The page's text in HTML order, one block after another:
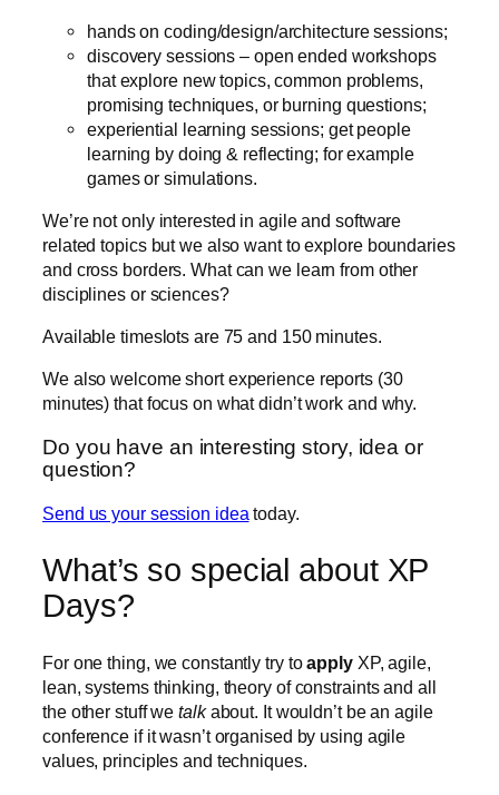
hands on coding/design/architecture sessions;
discovery sessions – open ended workshops
that explore new topics, common problems,
promising techniques, or burning questions;
experiential learning sessions; get people
learning by doing & reflecting; for example
games or simulations.
We’re not only interested in agile and software
related topics but we also want to explore boundaries
and cross borders. What can we learn from other
disciplines or sciences?
Available timeslots are 75 and 150 minutes.
We also welcome short experience reports (30
minutes) that focus on what didn’t work and why.
Do you have an interesting story, idea or
question?
Send us your session idea today.
What’s so special about XP
Days?
For one thing, we constantly try toapplyXP, agile,
lean, systems thinking, theory of constraints and all
the other stuff wetalkabout. It wouldn’t be an agile
conference if it wasn’t organised by using agile
values, principles and techniques.